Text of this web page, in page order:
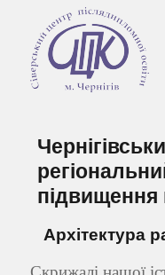
підвищення
Архітектура